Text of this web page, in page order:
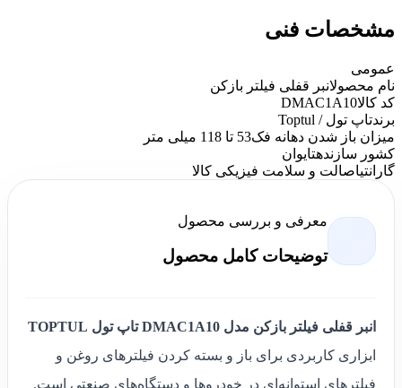
مشخصات فنی
عمومی
نام محصولانبر قفلی فیلتر بازکن
کد کالاDMAC1A10
برندتاپ تول / Toptul
میزان باز شدن دهانه فک53 تا 118 میلی متر
کشور سازندهتایوان
گارانتیاصالت و سلامت فیزیکی کالا
معرفی و بررسی محصول
توضیحات کامل محصول
انبر قفلی فیلتر بازکن مدل DMAC1A10 تاپ تول TOPTUL
ابزاری کاربردی برای باز و بسته کردن فیلترهای روغن و
فیلترهای استوانه‌ای در خودروها و دستگاه‌های صنعتی است.